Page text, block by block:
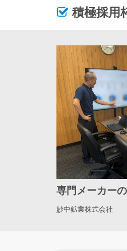
積極採用
専門メーカー
妙中鉱業株式会社